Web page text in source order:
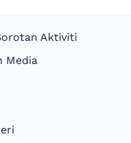
Aktiviti
Media